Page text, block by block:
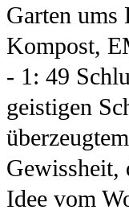
Garten ums
Kompost,
- 1: 49
geistigen
Gewissheit,
Idee vom